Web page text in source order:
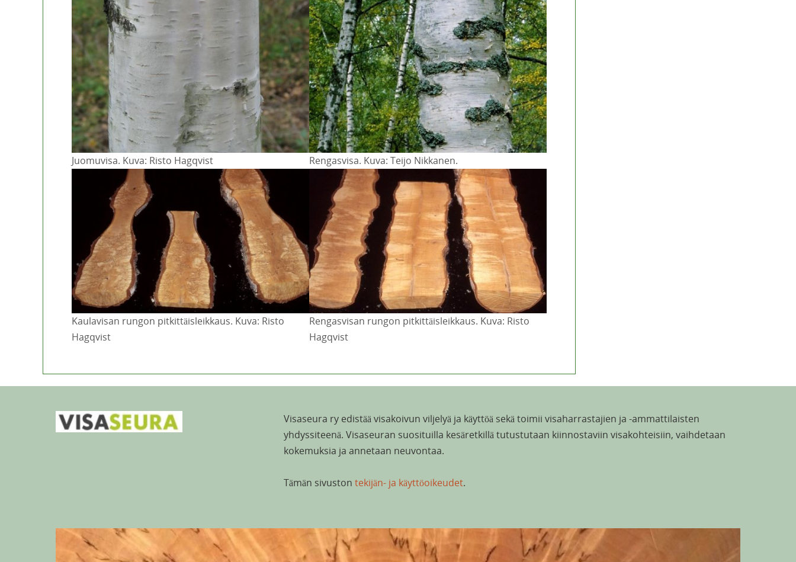
Juomuvisa. Kuva: Risto Hagqvist Rengasvisa. Kuva: Teijo Nikkanen.
Kaulavisan rungon pitkittäisleikkaus. Kuva: Risto
Hagqvist
Rengasvisan rungon pitkittäisleikkaus. Kuva: Risto
Hagqvist
Visaseura ry edistää visakoivun viljelyä ja käyttöä sekä toimii visaharrastajien ja -ammattilaisten
yhdyssiteenä. Visaseuran suosituilla kesäretkillä tutustutaan kiinnostaviin visakohteisiin, vaihdetaan
kokemuksia ja annetaan neuvontaa.
Tämän sivustontekijän- ja käyttöoikeudet.